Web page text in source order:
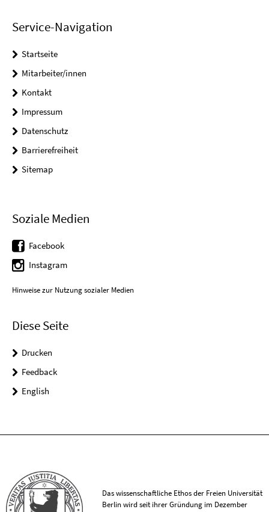
Service-Navigation
Startseite
Mitarbeiter/innen
Kontakt
Impressum
Datenschutz
Barrierefreiheit
Sitemap
Soziale Medien
Facebook
Instagram
Hinweise zur Nutzung sozialer Medien
Diese Seite
Drucken
Feedback
English
Das wissenschaftliche Ethos der Freien Universität
Berlin wird seit ihrer Gründung im Dezember